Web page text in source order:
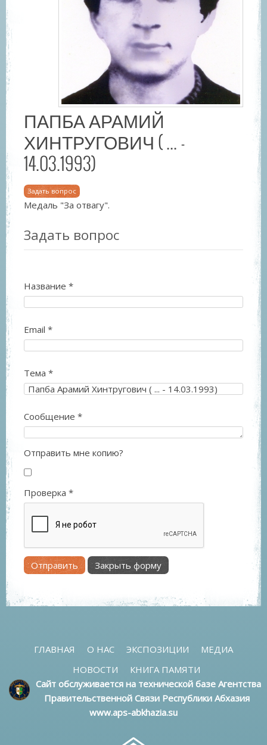
ПАПБА АРАМИЙ
ХИНТРУГОВИЧ ( ... -
14.03.1993)
Задать вопрос
Медаль "За отвагу".
Задать вопрос
Название *
Email *
Тема *
Сообщение *
Отправить мне копию?
Проверка *
Отправить Закрыть форму
ГЛАВНАЯ О НАС ЭКСПОЗИЦИИ
МЕДИА
НОВОСТИ
КНИГА ПАМЯТИ
Сайт обслуживается на технической базе Агентства
Правительственной Связи Республики Абхазия
www.aps-abkhazia.su